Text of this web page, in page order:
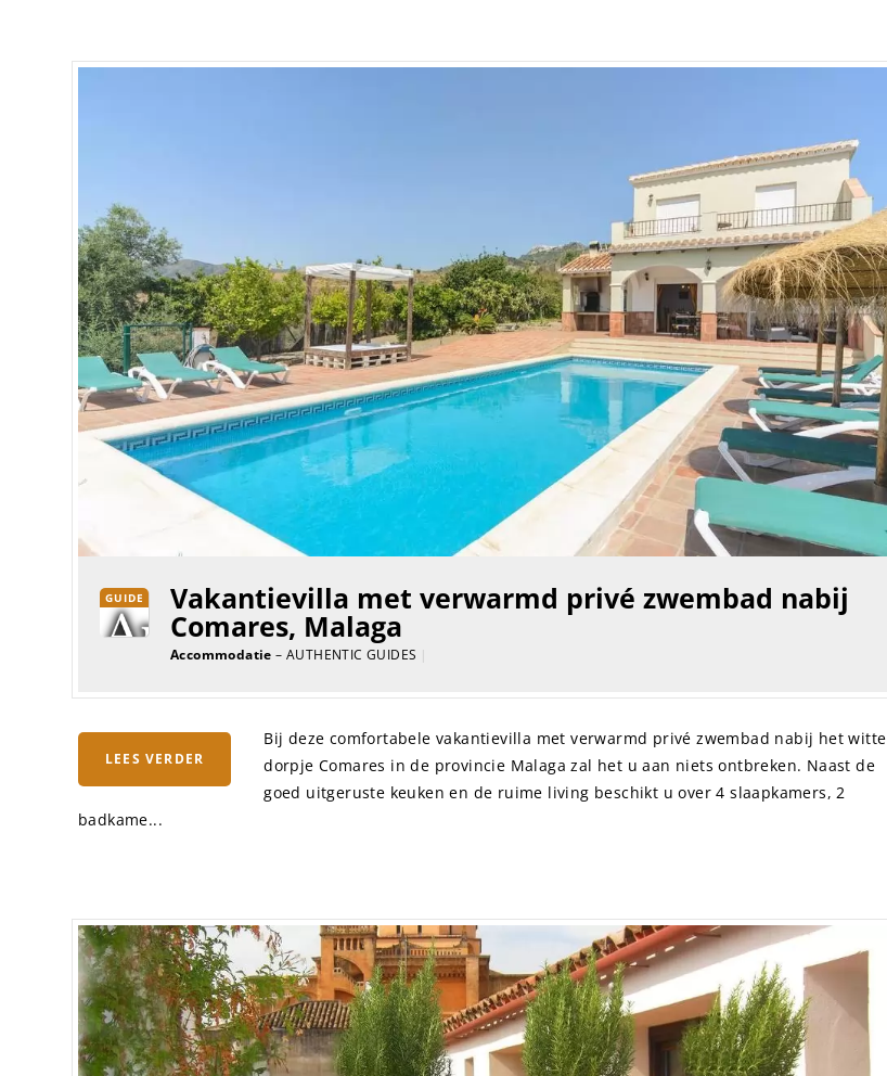
GUIDE Vakantievilla met verwarmd privé zwembad nabij
Comares, Malaga
Accommodatie – AUTHENTIC GUIDES |
LEES VERDER
Bij deze comfortabele vakantievilla met verwarmd privé zwembad nabij het witte
dorpje Comares in de provincie Malaga zal het u aan niets ontbreken. Naast de
goed uitgeruste keuken en de ruime living beschikt u over 4 slaapkamers, 2
badkame...